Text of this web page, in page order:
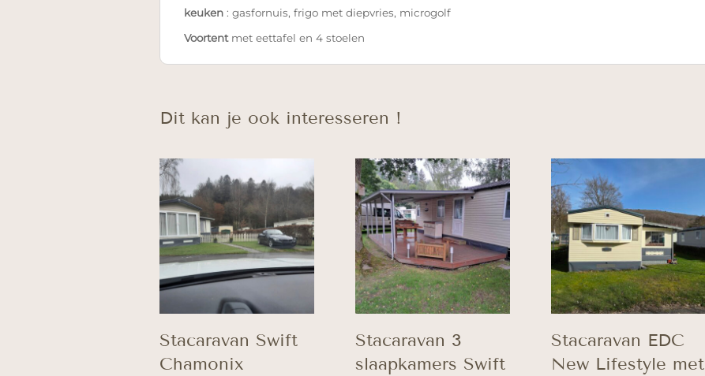
keuken: gasfornuis, frigo met diepvries, microgolf
Voortentmet eettafel en 4 stoelen
Dit kan je ook interesseren !
Stacaravan Swift
Chamonix
Stacaravan 3
slaapkamers Swift
Stacaravan EDC
New Lifestyle met